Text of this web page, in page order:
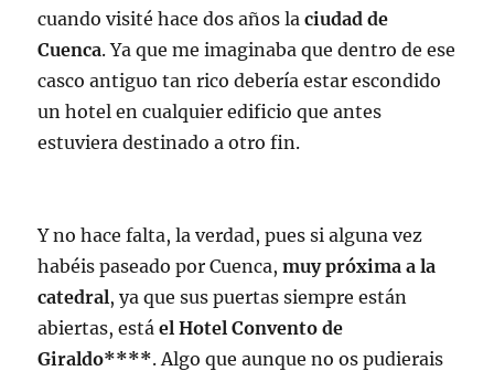
cuando visité hace dos años la ciudad de
Cuenca. Ya que me imaginaba que dentro de ese
casco antiguo tan rico debería estar escondido
un hotel en cualquier edificio que antes
estuviera destinado a otro fin.
Y no hace falta, la verdad, pues si alguna vez
habéis paseado por Cuenca,muy próxima a la
catedral, ya que sus puertas siempre están
abiertas, está el Hotel Convento de
Giraldo****. Algo que aunque no os pudierais